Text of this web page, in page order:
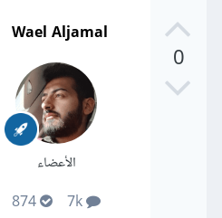
0
Wael Aljamal
الأعضاء